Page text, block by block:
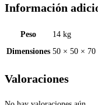
Información
Peso
14 kg
Dimensiones 50 × 50 × 70
Valoraciones